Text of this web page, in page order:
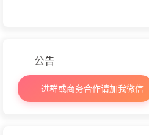
公告
进群或商务合作请加我微信